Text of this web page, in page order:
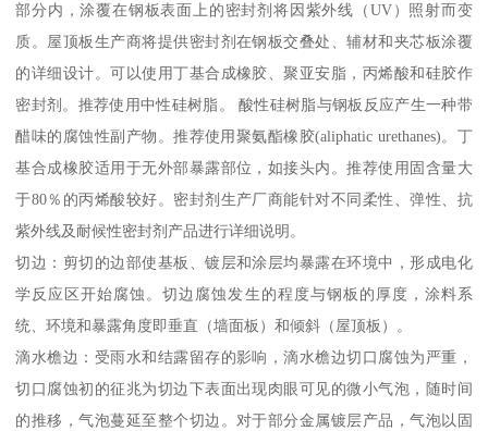
部分内，涂覆在钢板表面上的密封剂将因紫外线（UV）照射而变
质。屋顶板生产商将提供密封剂在钢板交叠处、辅材和夹芯板涂覆
的详细设计。可以使用丁基合成橡胶、聚亚安脂，丙烯酸和硅胶作
密封剂。推荐使用中性硅树脂。 酸性硅树脂与钢板反应产生一种带
醋味的腐蚀性副产物。推荐使用聚氨酯橡胶(aliphatic urethanes)。丁
基合成橡胶适用于无外部暴露部位，如接头内。推荐使用固含量大
于80％的丙烯酸较好。密封剂生产厂商能针对不同柔性、弹性、抗
紫外线及耐候性密封剂产品进行详细说明。
切边：剪切的边部使基板、镀层和涂层均暴露在环境中，形成电化
学反应区开始腐蚀。切边腐蚀发生的程度与钢板的厚度，涂料系
统、环境和暴露角度即垂直（墙面板）和倾斜（屋顶板）。
滴水檐边：受雨水和结露留存的影响，滴水檐边切口腐蚀为严重，
切口腐蚀初的征兆为切边下表面出现肉眼可见的微小气泡，随时间
的推移，气泡蔓延至整个切边。对于部分金属镀层产品，气泡以固